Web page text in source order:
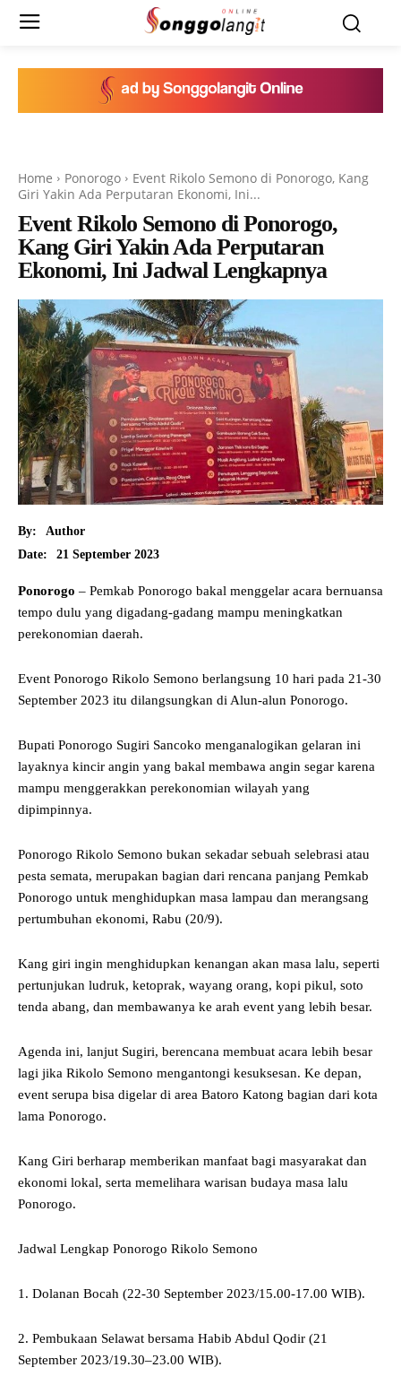
Home Ponorogo
Event Rikolo Semono di Ponorogo, Kang
Giri Yakin Ada Perputaran Ekonomi, Ini...
Event Rikolo Semono di Ponorogo,
Kang Giri Yakin Ada Perputaran
Ekonomi, Ini Jadwal Lengkapnya
By:
Author
Date:
21 September 2023
Ponorogo – Pemkab Ponorogo bakal menggelar acara bernuansa
tempo dulu yang digadang-gadang mampu meningkatkan
perekonomian daerah.
Event Ponorogo Rikolo Semono berlangsung 10 hari pada 21-30
September 2023 itu dilangsungkan di Alun-alun Ponorogo.
Bupati Ponorogo Sugiri Sancoko menganalogikan gelaran ini
layaknya kincir angin yang bakal membawa angin segar karena
mampu menggerakkan perekonomian wilayah yang
dipimpinnya.
Ponorogo Rikolo Semono bukan sekadar sebuah selebrasi atau
pesta semata, merupakan bagian dari rencana panjang Pemkab
Ponorogo untuk menghidupkan masa lampau dan merangsang
pertumbuhan ekonomi, Rabu (20/9).
Kang giri ingin menghidupkan kenangan akan masa lalu, seperti
pertunjukan ludruk, ketoprak, wayang orang, kopi pikul, soto
tenda abang, dan membawanya ke arah event yang lebih besar.
Agenda ini, lanjut Sugiri, berencana membuat acara lebih besar
lagi jika Rikolo Semono mengantongi kesuksesan. Ke depan,
event serupa bisa digelar di area Batoro Katong bagian dari kota
lama Ponorogo.
Kang Giri berharap memberikan manfaat bagi masyarakat dan
ekonomi lokal, serta memelihara warisan budaya masa lalu
Ponorogo.
Jadwal Lengkap Ponorogo Rikolo Semono
1. Dolanan Bocah (22-30 September 2023/15.00-17.00 WIB).
2. Pembukaan Selawat bersama Habib Abdul Qodir (21
September 2023/19.30–23.00 WIB).